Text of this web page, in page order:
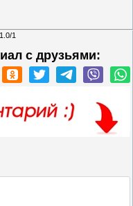
1.0/1
c друзьями: